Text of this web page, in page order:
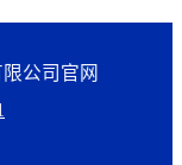
公司官网